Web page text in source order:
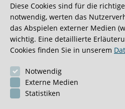
0:40 Minuten
Diese Cookies sind für die
notwendig, werten das
das Abspielen externer Medien
wichtig. Eine detaillierte
Cookies finden Sie in unserem
Notwendig
Externe Medien
Statistiken